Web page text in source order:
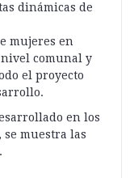
dinámicas de
mujeres en
comunal y
el proyecto
en los
muestra las